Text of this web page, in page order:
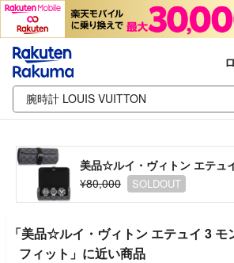
¥80,000
SOLDOUT
「美品☆ルイ・ヴィトン エテュイ 3 モ
フィット」に近い商品